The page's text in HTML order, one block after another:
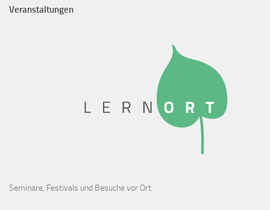
Veranstaltungen
Seminare, Festivals und Besuche vor Ort.